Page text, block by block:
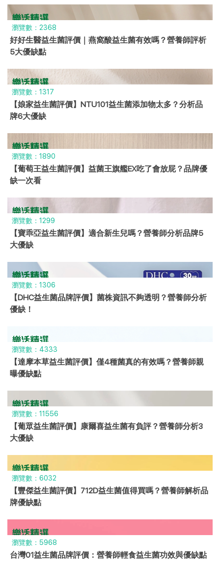
瀏覽數：2368
好好生醫益生菌評價｜燕窩酸益生菌有效嗎？營養師評析
5大優缺點
瀏覽數：1317
【娘家益生菌評價】NTU101益生菌添加物太多？分析品
牌6大優缺
瀏覽數：1890
【葡萄王益生菌評價】益菌王旗艦EX吃了會放屁？品牌優
缺一次看
瀏覽數：1299
【寶乖亞益生菌評價】適合新生兒嗎？營養師分析品牌5
大優缺
瀏覽數：1306
【DHC益生菌品牌評價】菌株資訊不夠透明？營養師分析
優缺！
瀏覽數：4333
【達摩本草益生菌評價】僅4種菌真的有效嗎？營養師親
曝優缺點
瀏覽數：11556
【葡眾益生菌評價】康爾喜益生菌有負評？營養師分析3
大優缺
瀏覽數：6032
【豐傑益生菌評價】712D益生菌值得買嗎？營養師解析品
牌優缺點
瀏覽數：5968
台灣01益生菌品牌評價：營養師輕食益生菌功效與優缺點